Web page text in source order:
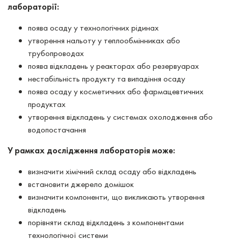
лабораторії:
поява осаду у технологічних рідинах
утворення нальоту у теплообмінниках або
трубопроводах
поява відкладень у реакторах або резервуарах
нестабільність продукту та випадіння осаду
поява осаду у косметичних або фармацевтичних
продуктах
утворення відкладень у системах охолодження або
водопостачання
У рамках дослідження лабораторія може:
визначити хімічний склад осаду або відкладень
встановити джерело домішок
визначити компоненти, що викликають утворення
відкладень
порівняти склад відкладень з компонентами
технологічної системи